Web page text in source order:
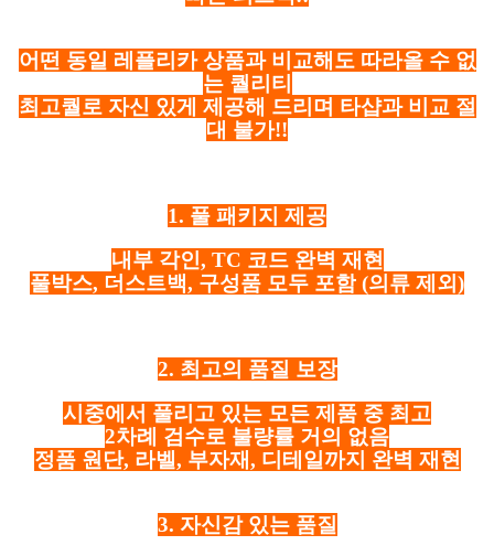
어떤 동일 레플리카 상품과 비교해도 따라올 수 없
는 퀄리티
최고퀄로 자신 있게 제공해 드리며 타샵과 비교 절
대 불가!!
1. 풀 패키지 제공
내부 각인, TC 코드 완벽 재현
풀박스, 더스트백, 구성품 모두 포함 (의류 제외)
2. 최고의 품질 보장
시중에서 풀리고 있는 모든 제품 중 최고
2차례 검수로 불량률 거의 없음
정품 원단, 라벨, 부자재, 디테일까지 완벽 재현
3. 자신감 있는 품질